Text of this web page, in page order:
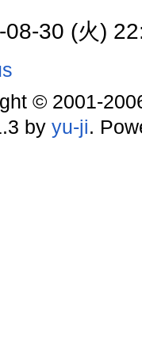
30 (火)
© 2001-
by yu-ji.